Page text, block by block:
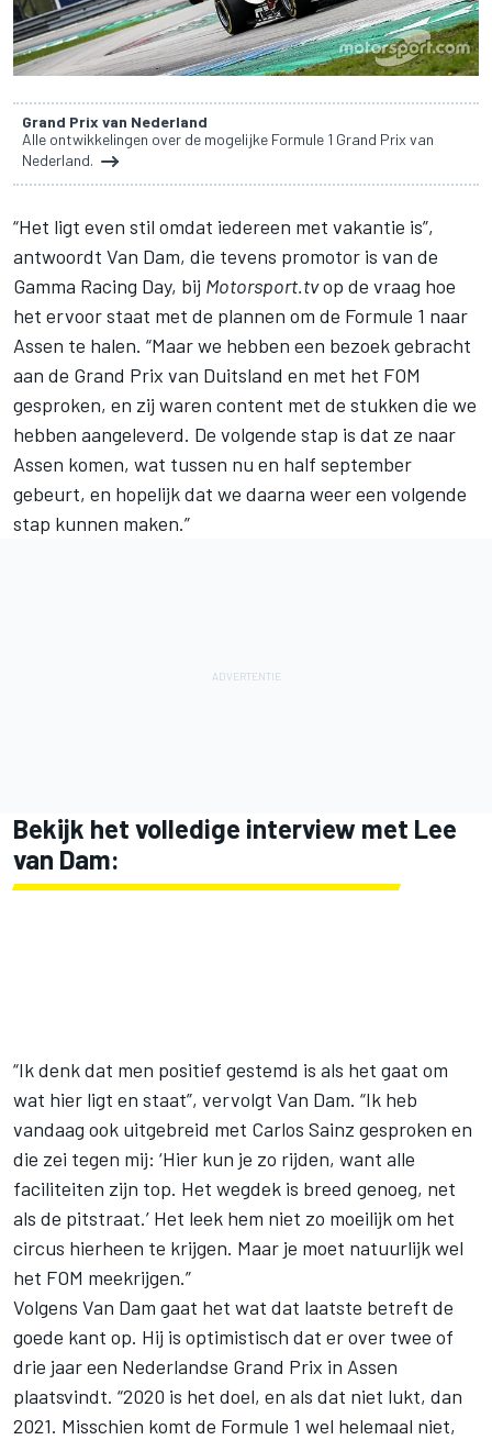
Grand Prix van Nederland
Alle ontwikkelingen over de mogelijke Formule 1 Grand Prix van
Nederland.
“Het ligt even stil omdat iedereen met vakantie is”,
antwoordt Van Dam, die tevens promotor is van de
Gamma Racing Day, bij Motorsport.tvop de vraag hoe
het ervoor staat met de plannen om de Formule 1 naar
Assen te halen. “Maar we hebben een bezoek gebracht
aan de Grand Prix van Duitsland en met het FOM
gesproken, en zij waren content met de stukken die we
hebben aangeleverd. De volgende stap is dat ze naar
Assen komen, wat tussen nu en half september
gebeurt, en hopelijk dat we daarna weer een volgende
stap kunnen maken.”
Bekijk het volledige interview met Lee
van Dam:
“Ik denk dat men positief gestemd is als het gaat om
wat hier ligt en staat”, vervolgt Van Dam. “Ik heb
vandaag ook uitgebreid met Carlos Sainz gesproken en
die zei tegen mij: ‘Hier kun je zo rijden, want alle
faciliteiten zijn top. Het wegdek is breed genoeg, net
als de pitstraat.’ Het leek hem niet zo moeilijk om het
circus hierheen te krijgen. Maar je moet natuurlijk wel
het FOM meekrijgen.”
Volgens Van Dam gaat het wat dat laatste betreft de
goede kant op. Hij is optimistisch dat er over twee of
drie jaar een Nederlandse Grand Prix in Assen
plaatsvindt. “2020 is het doel, en als dat niet lukt, dan
2021. Misschien komt de Formule 1 wel helemaal niet,